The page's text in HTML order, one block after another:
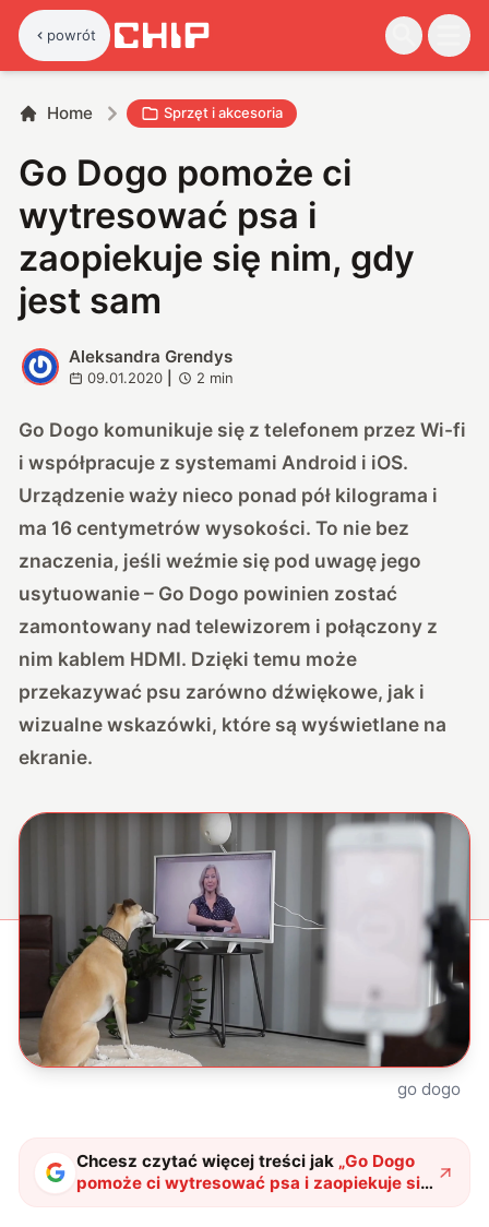
powrót
Home Sprzęt i akcesoria
Go Dogo pomoże ci
wytresować psa i
zaopiekuje się nim, gdy
jest sam
A
Aleksandra Grendys
09.01.2020 2 min
Go Dogo komunikuje się z telefonem przez Wi-fi
i współpracuje z systemami Android i iOS.
Urządzenie waży nieco ponad pół kilograma i
ma 16 centymetrów wysokości. To nie bez
znaczenia, jeśli weźmie się pod uwagę jego
usytuowanie – Go Dogo powinien zostać
zamontowany nad telewizorem i połączony z
nim kablem HDMI. Dzięki temu może
przekazywać psu zarówno dźwiękowe, jak i
wizualne wskazówki, które są wyświetlane na
ekranie.
go dogo
Chcesz czytać więcej treści jak „Go Dogo
pomoże ci wytresować psa i zaopiekuje się
nim, gdy jest sam"?